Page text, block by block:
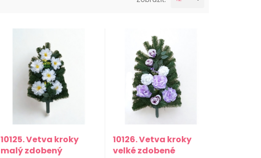
10125. Vetva kroky
malý zdobený
10126. Vetva kroky
velké zdobené